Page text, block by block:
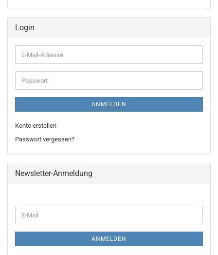
Login
E-
Mail-
Adresse
Passwort
ANMELDEN
Konto erstellen
Passwort vergessen?
Newsletter-Anmeldung
ZUR
E-
Mail
ANMELDEN